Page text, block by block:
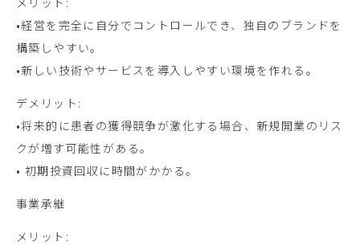
•経営を完全に自分でコントロールでき、独自のブランドを
構築しやすい。
•新しい技術やサービスを導入しやすい環境を作れる。
デメリット:
•将来的に患者の獲得競争が激化する場合、新規開業のリス
クが増す可能性がある。
• 初期投資回収に時間がかかる。
事業承継
メリット: